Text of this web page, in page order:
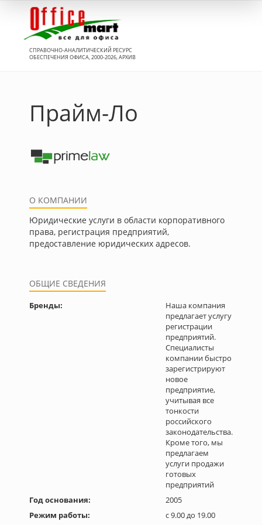
СПРАВОЧНО-АНАЛИТИЧЕСКИЙ РЕСУРС
ОБЕСПЕЧЕНИЯ ОФИСА, 2000-2026, АРХИВ
Прайм-Ло
О КОМПАНИИ
Юридические услуги в области корпоративного
права, регистрация предприятий,
предоставление юридических адресов.
ОБЩИЕ СВЕДЕНИЯ
Бренды:
Наша компания
предлагает услугу
регистрации
предприятий.
Специалисты
компании быстро
зарегистрируют
новое
предприятие,
учитывая все
тонкости
российского
законодательства.
Кроме того, мы
предлагаем
услуги продажи
готовых
предприятий
Год основания:
2005
Режим работы:
c 9.00 до 19.00